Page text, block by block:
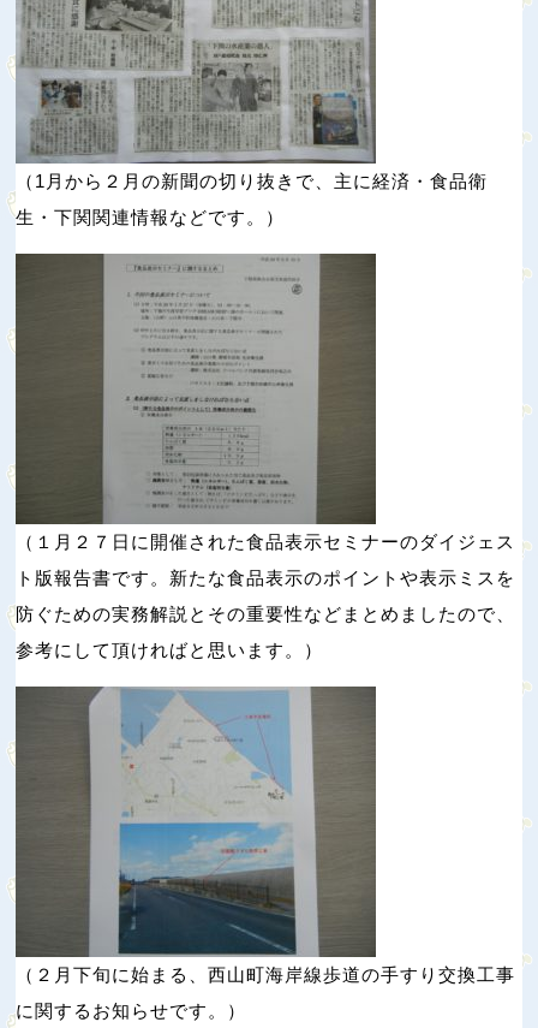
（1月から２月の新聞の切り抜きで、主に経済・食品衛
生・下関関連情報などです。）
（１月２７日に開催された食品表示セミナーのダイジェス
ト版報告書です。新たな食品表示のポイントや表示ミスを
防ぐための実務解説とその重要性などまとめましたので、
参考にして頂ければと思います。）
（２月下旬に始まる、西山町海岸線歩道の手すり交換工事
に関するお知らせです。）